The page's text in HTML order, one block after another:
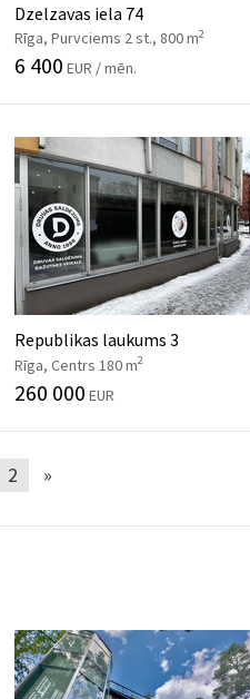
Dzelzavas iela 74
Rīga, Purvciems 2 st., 800 m2
6 400 EUR / mēn.
Republikas laukums 3
Rīga, Centrs 180 m2
260 000 EUR
2 »